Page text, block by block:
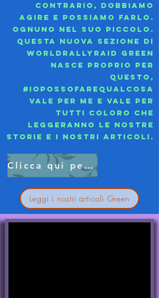
contrario, dobbiamo
agire e possiamo farlo.
Ognuno nel suo piccolo.
Questa nuova sezione di
Worldrallyraid Green
nasce proprio per
questo,
#iopossofarequalcosa
vale per me e vale per
tutti coloro che
leggeranno le nostre
storie e i nostri articoli.
Clicca qui per saperne di più...
Leggi i nostri articoli Green